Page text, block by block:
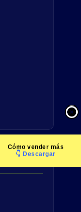
Cómovender más
👇 Descargar